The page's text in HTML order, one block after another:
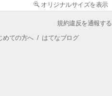
オリジナルサイズを表示
規約違反を通報する
めての方へ/ はてなブログ